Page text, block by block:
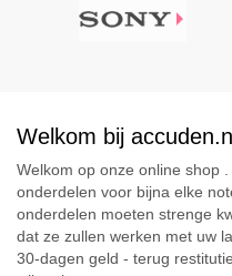
Welkom bij
Welkom op onze online shop
onderdelen voor bijna elke
onderdelen moeten strenge
dat ze zullen werken met uw
30-dagen geld - terug